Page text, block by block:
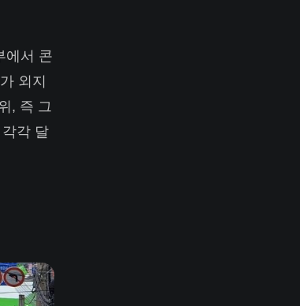
에서 콘
외지
, 즉 그
각 달